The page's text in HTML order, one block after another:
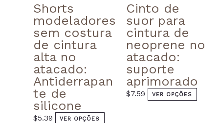
Shorts
modeladores
sem costura
de cintura
alta no
atacado:
Antiderrapan
te de
silicone
$5.39 VER OPÇÕES
Cinto de
suor para
cintura de
neoprene no
atacado:
suporte
aprimorado
$7.59 VER OPÇÕES